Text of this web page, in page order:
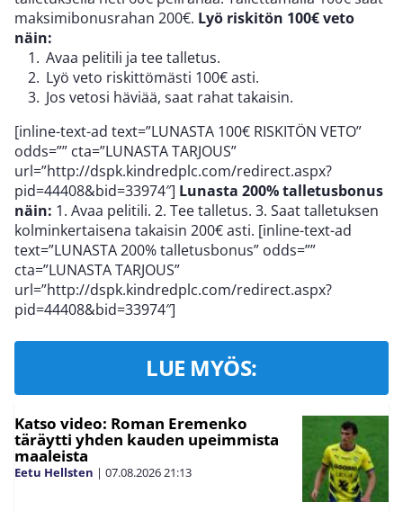
maksimibonusrahan 200€. Lyö riskitön 100€ veto
näin:
Avaa pelitili ja tee talletus.
Lyö veto riskittömästi 100€ asti.
Jos vetosi häviää, saat rahat takaisin.
[inline-text-ad text=”LUNASTA 100€ RISKITÖN VETO”
odds=”” cta=”LUNASTA TARJOUS”
url=”http://dspk.kindredplc.com/redirect.aspx?
pid=44408&bid=33974″] Lunasta 200% talletusbonus
näin: 1. Avaa pelitili. 2. Tee talletus. 3. Saat talletuksen
kolminkertaisena takaisin 200€ asti. [inline-text-ad
text=”LUNASTA 200% talletusbonus” odds=””
cta=”LUNASTA TARJOUS”
url=”http://dspk.kindredplc.com/redirect.aspx?
pid=44408&bid=33974″]
LUE MYÖS:
Katso video: Roman Eremenko
täräytti yhden kauden upeimmista
maaleista
Eetu Hellsten | 07.08.202621:13